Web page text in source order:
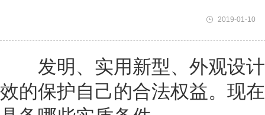
2019-01-10
发明、实用新型、外观设计
效的保护自己的合法权益。现